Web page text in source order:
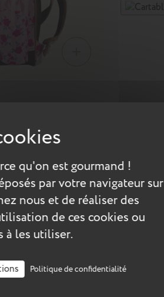
qu'on est gourmand !
par votre navigateur sur
nous et de réaliser des
de ces cookies ou
à les utiliser.
Politique de confidentialité
pour une gamme
une rentrée toute en